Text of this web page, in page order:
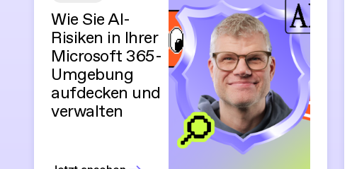
Wie Sie AI-
Risiken in Ihrer
Microsoft 365-
Umgebung
aufdecken und
verwalten